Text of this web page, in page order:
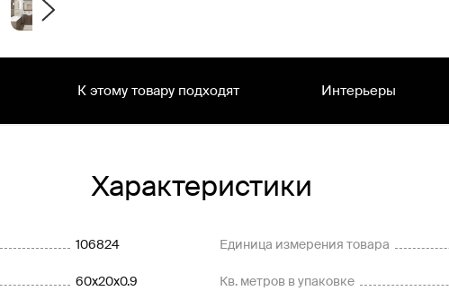
К этому товару подходят Интерьеры
Характеристики
106824
60x20x0.9
Единица измерения товара
Кв. метров в упаковке